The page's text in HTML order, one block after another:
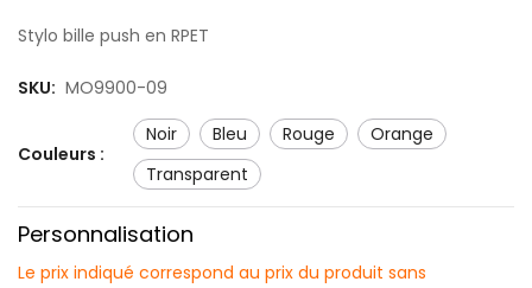
Stylo bille push en RPET
SKU: MO9900-09
Couleurs :
noir bleu rouge
orange
transparent
Personnalisation
Le prix indiqué correspond au prix du produit sans